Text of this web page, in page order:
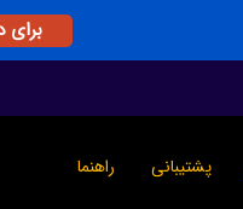
برای
پشتیبانی راهنما